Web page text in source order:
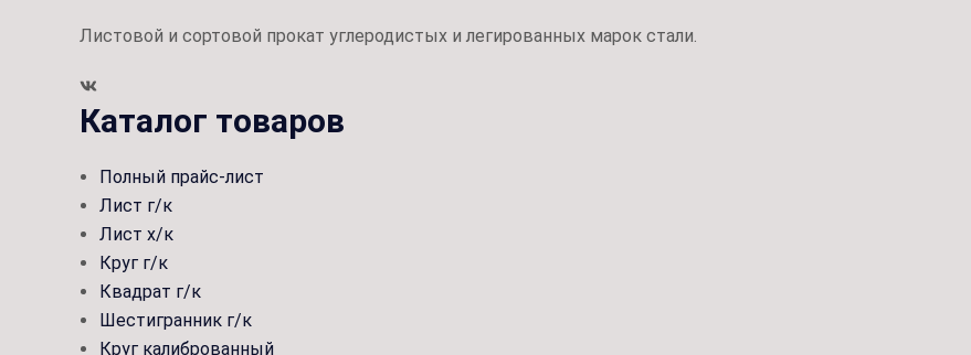
Листовой и сортовой прокат углеродистых и легированных марок стали.
Каталог товаров
Полный прайс-лист
Лист г/к
Лист х/к
Круг г/к
Квадрат г/к
Шестигранник г/к
Круг калиброванный